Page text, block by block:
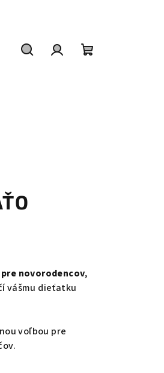
novorodencov,
vášmu dieťatku
voľbou pre